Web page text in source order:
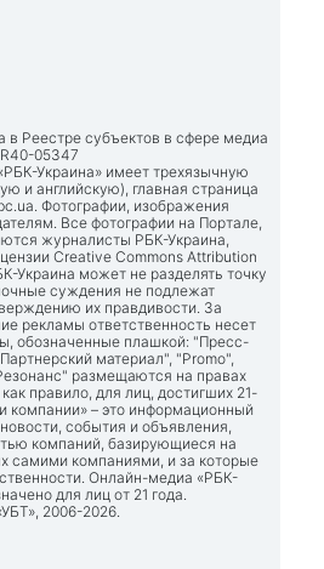
в Реестре субъектов в сфере медиа
05347
Украина» имеет трехязычную
и английскую), главная страница
. Фотографии, изображения
Все фотографии на Портале,
журналисты РБК-Украина,
Creative Commons Attribution
Украина может не разделять точку
суждения не подлежат
их правдивости. За
рекламы ответственность несет
обозначенные плашкой: "Пресс-
материал", "Promo",
размещаются на правах
правило, для лиц, достигших 21-
компании» – это информационный
события и объявления,
компаний, базирующиеся на
самими компаниями, и за которые
Онлайн-медиа «РБК-
для лиц от 21 года.
2006-2026.